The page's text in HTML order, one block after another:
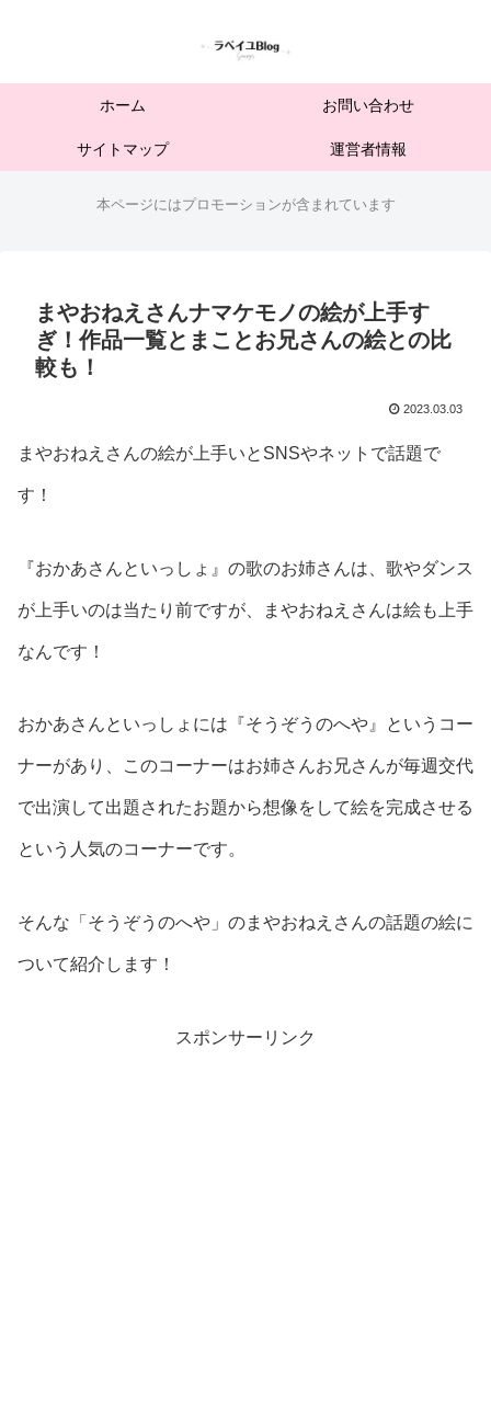
ホーム お問い合わせ
サイトマップ 運営者情報
本ページにはプロモーションが含まれています
まやおねえさんナマケモノの絵が上手す
ぎ！作品一覧とまことお兄さんの絵との比
較も！
2023.03.03
まやおねえさんの絵が上手いとSNSやネットで話題で
す！
『おかあさんといっしょ』の歌のお姉さんは、歌やダンス
が上手いのは当たり前ですが、まやおねえさんは絵も上手
なんです！
おかあさんといっしょには『そうぞうのへや』というコー
ナーがあり、このコーナーはお姉さんお兄さんが毎週交代
で出演して出題されたお題から想像をして絵を完成させる
という人気のコーナーです。
そんな「そうぞうのへや」のまやおねえさんの話題の絵に
ついて紹介します！
スポンサーリンク